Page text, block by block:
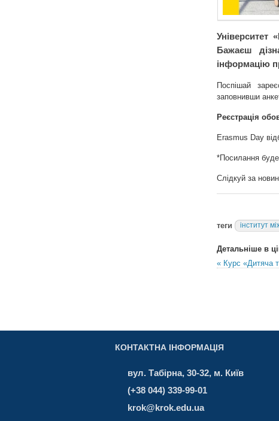
Університет
Бажаєш
інформацію
Поспішай
заповнивши
Реєстрація
Erasmus Day
*Посилання
Слідкуй за
теги інститут
Детальніше в
« Курс «Дитяча
КОНТАКТНА ІНФОРМАЦІЯ
вул. Табірна, 30-32, м. Київ
(+38 044) 339-99-01
krok@krok.edu.ua